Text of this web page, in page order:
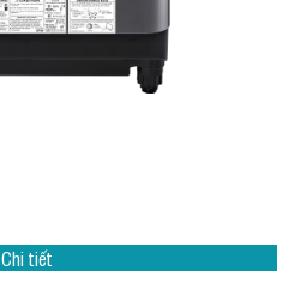
Chi tiết